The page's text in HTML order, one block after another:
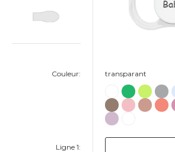
Couleur:
Ligne 1:
transparant